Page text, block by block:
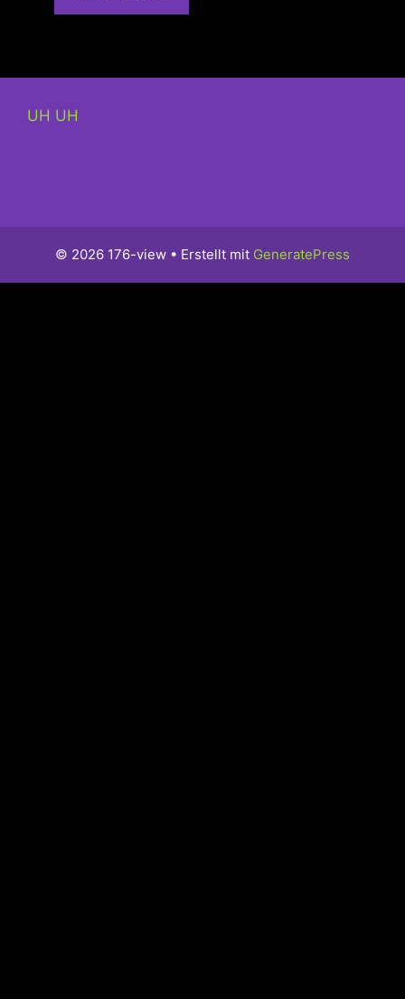
UH UH
© 2026 176-view • Erstellt mit GeneratePress